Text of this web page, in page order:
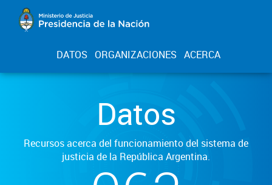
DATOS ORGANIZACIONES ACERCA
Datos
Recursos acerca del funcionamiento del sistema de
justicia de la República Argentina.